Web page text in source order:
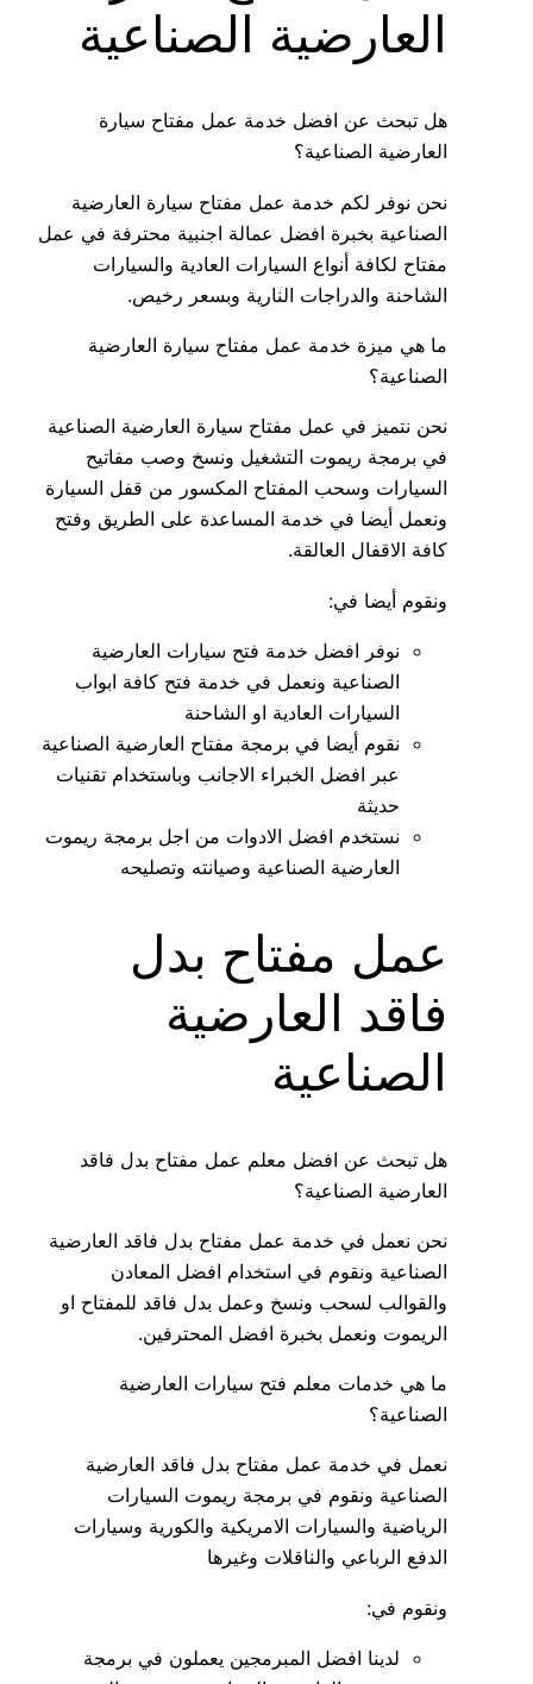
العارضية الصناعية
هل تبحث عن افضل خدمة عمل مفتاح سيارة
العارضية الصناعية؟
نحن نوفر لكم خدمة عمل مفتاح سيارة العارضية
الصناعية بخبرة افضل عمالة اجنبية محترفة في عمل
مفتاح لكافة أنواع السيارات العادية والسيارات
الشاحنة والدراجات النارية وبسعر رخيص.
ما هي ميزة خدمة عمل مفتاح سيارة العارضية
الصناعية؟
نحن نتميز في عمل مفتاح سيارة العارضية الصناعية
في برمجة ريموت التشغيل ونسخ وصب مفاتيح
السيارات وسحب المفتاح المكسور من قفل السيارة
ونعمل أيضا في خدمة المساعدة على الطريق وفتح
كافة الاقفال العالقة.
ونقوم أيضا في:
نوفر افضل خدمة فتح سيارات العارضية
الصناعية ونعمل في خدمة فتح كافة ابواب
السيارات العادية او الشاحنة
نقوم أيضا في برمجة مفتاح العارضية الصناعية
عبر افضل الخبراء الاجانب وباستخدام تقنيات
حديثة
نستخدم افضل الادوات من اجل برمجة ريموت
العارضية الصناعية وصيانته وتصليحه
عمل مفتاح بدل
فاقد العارضية
الصناعية
هل تبحث عن افضل معلم عمل مفتاح بدل فاقد
العارضية الصناعية؟
نحن نعمل في خدمة عمل مفتاح بدل فاقد العارضية
الصناعية ونقوم في استخدام افضل المعادن
والقوالب لسحب ونسخ وعمل بدل فاقد للمفتاح او
الريموت ونعمل بخبرة افضل المحترفين.
ما هي خدمات معلم فتح سيارات العارضية
الصناعية؟
نعمل في خدمة عمل مفتاح بدل فاقد العارضية
الصناعية ونقوم في برمجة ريموت السيارات
الرياضية والسيارات الامريكية والكورية وسيارات
الدفع الرباعي والناقلات وغيرها
ونقوم في:
لدينا افضل المبرمجين يعملون في برمجة